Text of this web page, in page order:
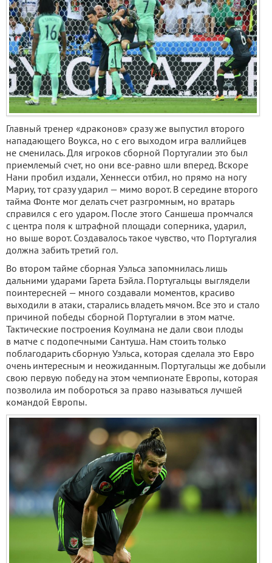
Главный тренер «драконов» сразу же выпустил второго
нападающего Воукса, но с его выходом игра валлийцев
не сменилась. Для игроков сборной Португалии это был
приемлемый счет, но они все-равно шли вперед. Вскоре
Нани пробил издали, Хеннесси отбил, но прямо на ногу
Мариу, тот сразу ударил — мимо ворот. В середине второго
тайма Фонте мог делать счет разгромным, но вратарь
справился с его ударом. После этого Саншеша промчался
с центра поля к штрафной площади соперника, ударил,
но выше ворот. Создавалось такое чувство, что Португалия
должна забить третий гол.
Во втором тайме сборная Уэльса запомнилась лишь
дальними ударами Гарета Бэйла. Португальцы выглядели
поинтересней — много создавали моментов, красиво
выходили в атаки, старались владеть мячом. Все это и стало
причиной победы сборной Португалии в этом матче.
Тактические построения Коулмана не дали свои плоды
в матче с подопечными Сантуша. Нам стоить только
поблагодарить сборную Уэльса, которая сделала это Евро
очень интересным и неожиданным. Португальцы же добыли
свою первую победу на этом чемпионате Европы, которая
позволила им побороться за право называться лучшей
командой Европы.